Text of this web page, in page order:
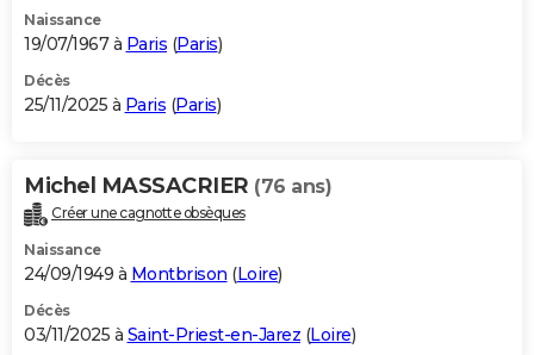
Naissance
19/07/1967 à Paris (Paris)
Décès
25/11/2025 à Paris (Paris)
Michel MASSACRIER (76 ans)
Créer une cagnotte obsèques
Naissance
24/09/1949 à Montbrison (Loire)
Décès
03/11/2025 à Saint-Priest-en-Jarez (Loire)